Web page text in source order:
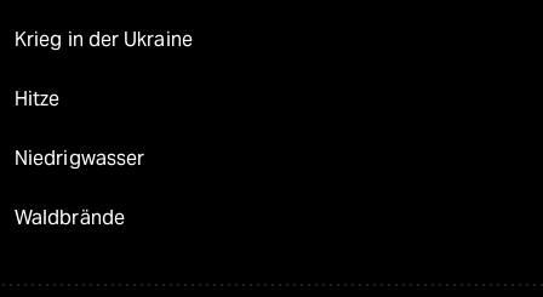
Krieg in der Ukraine
Hitze
Niedrigwasser
Waldbrände